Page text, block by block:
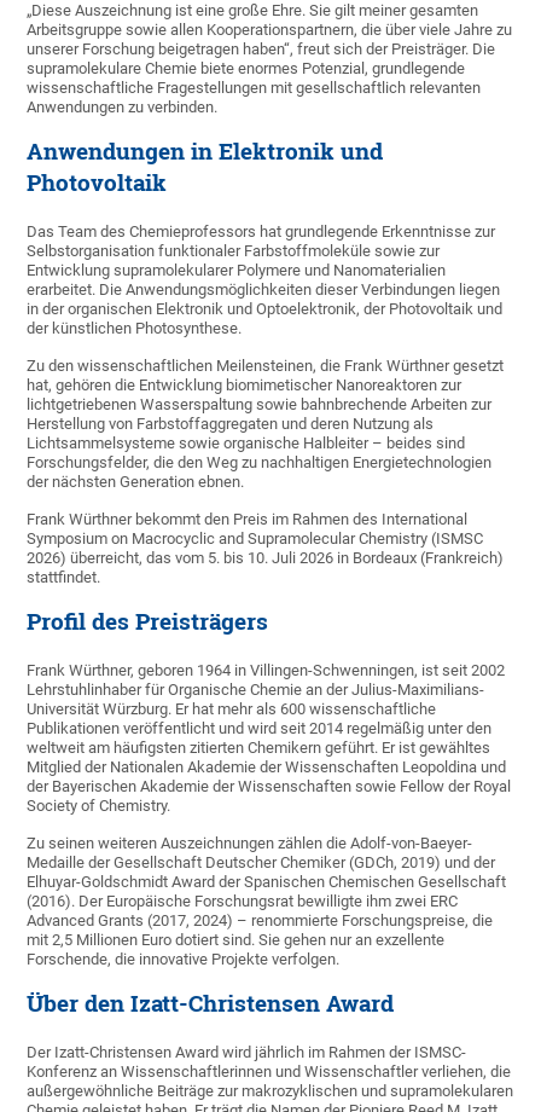
„Diese Auszeichnung ist eine große Ehre. Sie gilt meiner gesamten
Arbeitsgruppe sowie allen Kooperationspartnern, die über viele Jahre zu
unserer Forschung beigetragen haben“, freut sich der Preisträger. Die
supramolekulare Chemie biete enormes Potenzial, grundlegende
wissenschaftliche Fragestellungen mit gesellschaftlich relevanten
Anwendungen zu verbinden.
Anwendungen in Elektronik und
Photovoltaik
Das Team des Chemieprofessors hat grundlegende Erkenntnisse zur
Selbstorganisation funktionaler Farbstoffmoleküle sowie zur
Entwicklung supramolekularer Polymere und Nanomaterialien
erarbeitet. Die Anwendungsmöglichkeiten dieser Verbindungen liegen
in der organischen Elektronik und Optoelektronik, der Photovoltaik und
der künstlichen Photosynthese.
Zu den wissenschaftlichen Meilensteinen, die Frank Würthner gesetzt
hat, gehören die Entwicklung biomimetischer Nanoreaktoren zur
lichtgetriebenen Wasserspaltung sowie bahnbrechende Arbeiten zur
Herstellung von Farbstoffaggregaten und deren Nutzung als
Lichtsammelsysteme sowie organische Halbleiter – beides sind
Forschungsfelder, die den Weg zu nachhaltigen Energietechnologien
der nächsten Generation ebnen.
Frank Würthner bekommt den Preis im Rahmen des International
Symposium on Macrocyclic and Supramolecular Chemistry (ISMSC
2026) überreicht, das vom 5. bis 10. Juli 2026 in Bordeaux (Frankreich)
stattfindet.
Profil des Preisträgers
Frank Würthner, geboren 1964 in Villingen-Schwenningen, ist seit 2002
Lehrstuhlinhaber für Organische Chemie an der Julius-Maximilians-
Universität Würzburg. Er hat mehr als 600 wissenschaftliche
Publikationen veröffentlicht und wird seit 2014 regelmäßig unter den
weltweit am häufigsten zitierten Chemikern geführt. Er ist gewähltes
Mitglied der Nationalen Akademie der Wissenschaften Leopoldina und
der Bayerischen Akademie der Wissenschaften sowie Fellow der Royal
Society of Chemistry.
Zu seinen weiteren Auszeichnungen zählen die Adolf-von-Baeyer-
Medaille der Gesellschaft Deutscher Chemiker (GDCh, 2019) und der
Elhuyar-Goldschmidt Award der Spanischen Chemischen Gesellschaft
(2016). Der Europäische Forschungsrat bewilligte ihm zwei ERC
Advanced Grants (2017, 2024) – renommierte Forschungspreise, die
mit 2,5 Millionen Euro dotiert sind. Sie gehen nur an exzellente
Forschende, die innovative Projekte verfolgen.
Über den Izatt-Christensen Award
Der Izatt-Christensen Award wird jährlich im Rahmen der ISMSC-
Konferenz an Wissenschaftlerinnen und Wissenschaftler verliehen, die
außergewöhnliche Beiträge zur makrozyklischen und supramolekularen